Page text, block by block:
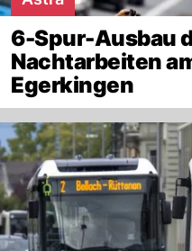
6-Spur-Ausbau
Nachtarbeiten
Egerkingen